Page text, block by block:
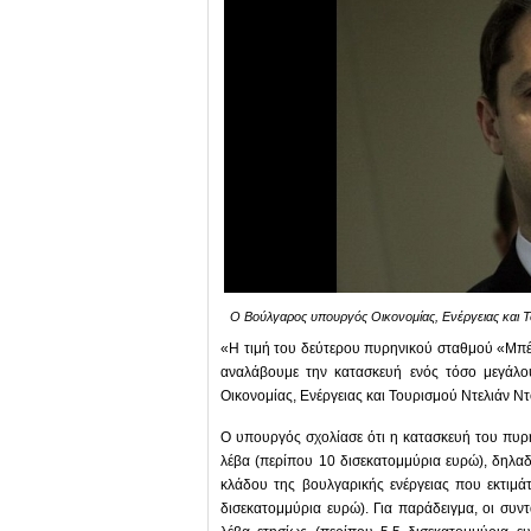
Ο Βούλγαρος υπουργός Οικονομίας, Ενέργειας και
«Η τιμή του δεύτερου πυρηνικού σταθμού
αναλάβουμε την κατασκευή ενός τόσο
Οικονομίας, Ενέργειας και Τουρισμού Ντελιάν
Ο υπουργός σχολίασε ότι η κατασκευή του
λέβα (περίπου 10 δισεκατομμύρια ευρώ),
κλάδου της βουλγαρικής ενέργειας που
δισεκατομμύρια ευρώ). Για παράδειγμα, οι